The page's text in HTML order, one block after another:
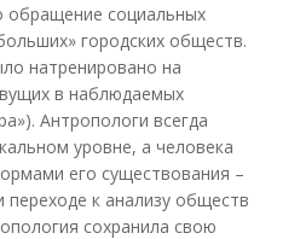
обращение социальных
городских обществ.
натренировано на
в наблюдаемых
Антропологи всегда
уровне, а человека
его существования –
к анализу обществ
сохранила свою